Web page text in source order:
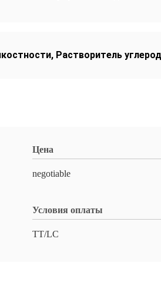
, Растворитель
Цена
negotiable
Условия оплаты
TT/LC